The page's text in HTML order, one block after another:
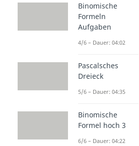
Binomische
Formeln
Aufgaben
4/6 – Dauer: 04:02
Pascalsches
Dreieck
5/6 – Dauer: 04:35
Binomische
Formel hoch 3
6/6 – Dauer: 04:22